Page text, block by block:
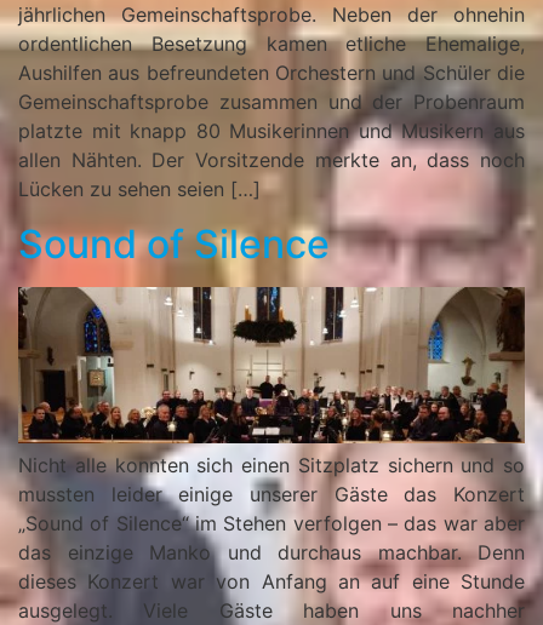
jährlichen Gemeinschaftsprobe. Neben der ohnehin
ordentlichen Besetzung kamen etliche Ehemalige,
Aushilfen aus befreundeten Orchestern und Schüler die
Gemeinschaftsprobe zusammen und der Probenraum
platzte mit knapp 80 Musikerinnen und Musikern aus
allen Nähten. Der Vorsitzende merkte an, dass noch
Lücken zu sehen seien […]
Sound of Silence
Nicht alle konnten sich einen Sitzplatz sichern und so
mussten leider einige unserer Gäste das Konzert
„Sound of Silence“ im Stehen verfolgen – das war aber
das einzige Manko und durchaus machbar. Denn
dieses Konzert war von Anfang an auf eine Stunde
ausgelegt. Viele Gäste haben uns nachher